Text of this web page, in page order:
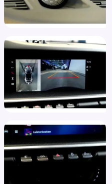
(6XV)
met geheugen
met geheugen